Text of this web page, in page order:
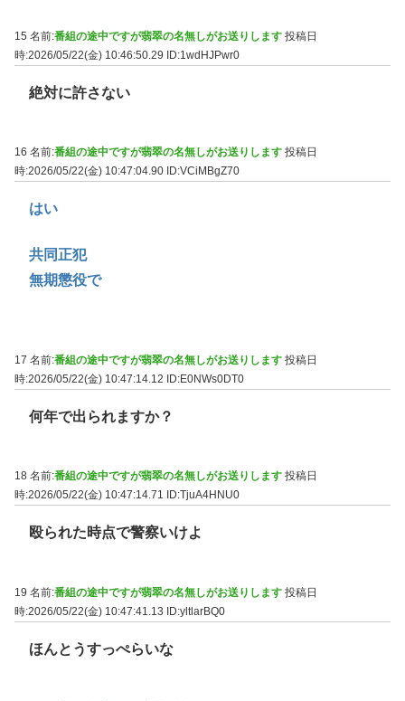
15 名前:番組の途中ですが翡翠の名無しがお送りします 投稿日
時:2026/05/22(金) 10:46:50.29 ID:1wdHJPwr0
絶対に許さない
16 名前:番組の途中ですが翡翠の名無しがお送りします 投稿日
時:2026/05/22(金) 10:47:04.90 ID:VCiMBgZ70
はい
共同正犯
無期懲役で
17 名前:番組の途中ですが翡翠の名無しがお送りします 投稿日
時:2026/05/22(金) 10:47:14.12 ID:E0NWs0DT0
何年で出られますか？
18 名前:番組の途中ですが翡翠の名無しがお送りします 投稿日
時:2026/05/22(金) 10:47:14.71
ID:TjuA4HNU0
殴られた時点で警察いけよ
19 名前:番組の途中ですが翡翠の名無しがお送りします 投稿日
時:2026/05/22(金) 10:47:41.13
ID:yltlarBQ0
ほんとうすっぺらいな